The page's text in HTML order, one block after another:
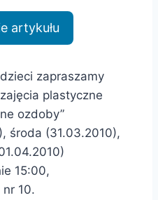
artykułu
zapraszamy
plastyczne
ozdoby”
środa (31.03.2010),
15:00,
10.